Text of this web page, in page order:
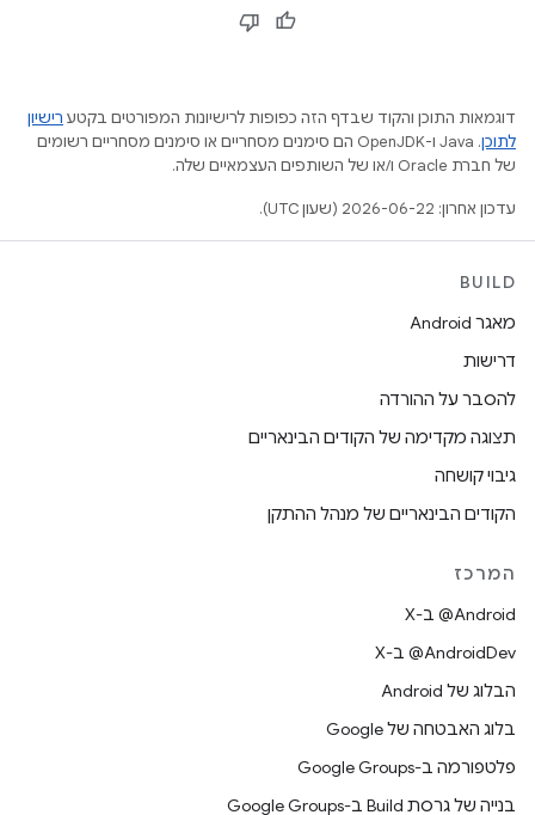
דוגמאות התוכן והקוד שבדף הזה כפופות לרישיונות המפורטים בקטע רישיון
לתוכן
.‏ Java ו-OpenJDK הם סימנים מסחריים או סימנים מסחריים רשומים
של חברת Oracle ו/או של השותפים העצמאיים שלה.
עדכון אחרון: 2026-06-22 (שעון UTC).
BUILD
מאגר Android
דרישות
להסבר על ההורדה
תצוגה מקדימה של הקודים הבינאריים
גיבוי קושחה
הקודים הבינאריים של מנהל ההתקן
המרכז
‫‎@Android ב-X
‫‎@AndroidDev ב-X
הבלוג של Android
בלוג האבטחה של Google
פלטפורמה ב-Google Groups
בנייה של גרסת Build ב-Google Groups